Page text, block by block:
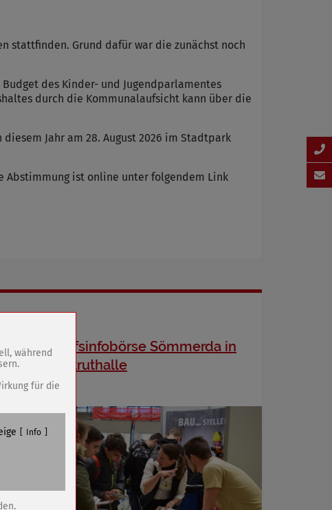
stattfinden. Grund dafür war die zunächst noch
des Kinder- und Jugendparlamentes
durch die Kommunalaufsicht kann über die
Jahr am 28. August 2026 im Stadtpark
Abstimmung ist online unter folgendem Link
24. Berufsinfobörse Sömmerda in
der Unstruthalle
von
während
für die
Info